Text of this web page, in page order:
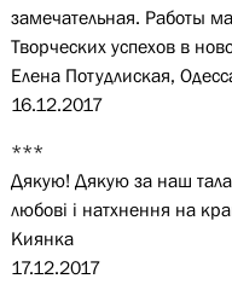
замечательная. Работы
Творческих успехов в
Елена Потудлиская,
16.12.2017
***
Дякую! Дякую за наш
любові і натхнення на
Киянка
17.12.2017